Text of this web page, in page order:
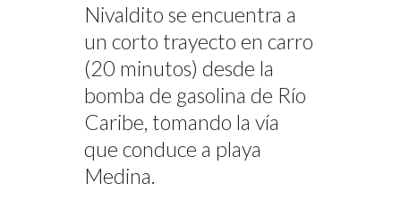
Nivaldito se encuentra a
un corto trayecto en carro
(20 minutos) desde la
bomba de gasolina de Río
Caribe, tomando la vía
que conduce a playa
Medina.